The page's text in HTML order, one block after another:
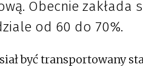
Obecnie zakłada
od 60 do 70%.
być transportowany